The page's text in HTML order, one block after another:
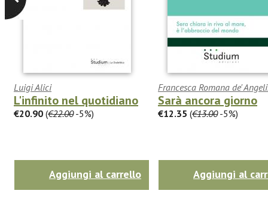
Luigi Alici
L'infinito nel quotidiano
€20.90 (€22.00-5%)
Aggiungi al carrello
Francesca Romana de'
Sarà ancora giorno
€12.35 (€13.00-5%)
Aggiungi al